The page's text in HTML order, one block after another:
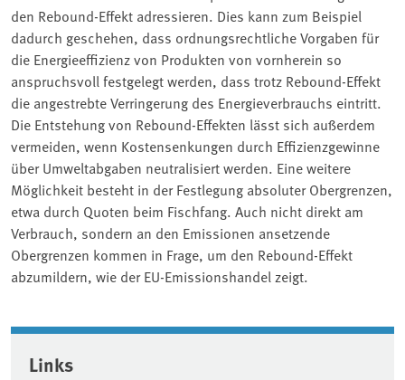
den Rebound-Effekt adressieren. Dies kann zum Beispiel
dadurch geschehen, dass ordnungsrechtliche Vorgaben für
die Energieeffizienz von Produkten von vornherein so
anspruchsvoll festgelegt werden, dass trotz Rebound-Effekt
die angestrebte Verringerung des Energieverbrauchs eintritt.
Die Entstehung von Rebound-Effekten lässt sich außerdem
vermeiden, wenn Kostensenkungen durch Effizienzgewinne
über Umweltabgaben neutralisiert werden. Eine weitere
Möglichkeit besteht in der Festlegung absoluter Obergrenzen,
etwa durch Quoten beim Fischfang. Auch nicht direkt am
Verbrauch, sondern an den Emissionen ansetzende
Obergrenzen kommen in Frage, um den Rebound-Effekt
abzumildern, wie der EU-Emissionshandel zeigt.
Associated content
Links